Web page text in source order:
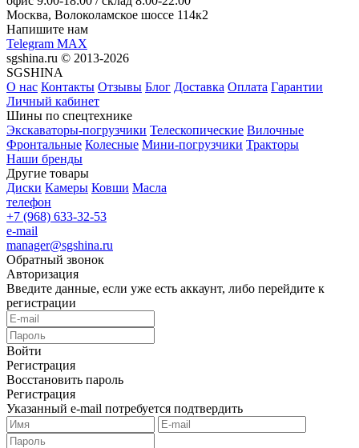
Москва, Волоколамское шоссе 114к2
Напишите нам
Telegram MAX
sgshina.ru © 2013-2026
SGSHINA
О нас Контакты Отзывы Блог Доставка Оплата Гарантии
Личный кабинет
Шины по спецтехнике
Экскаваторы-погрузчики Телескопические Вилочные
Фронтальные Колесные Мини-погрузчики Тракторы
Наши бренды
Другие товары
Диски Камеры Ковши Масла
телефон
+7 (968) 633-32-53
e-mail
manager@sgshina.ru
Обратный звонок
Авторизация
Введите данные, если уже есть аккаунт, либо перейдите к
регистрации
Войти
Регистрация
Восстановить пароль
Регистрация
Указанный e-mail потребуется подтвердить